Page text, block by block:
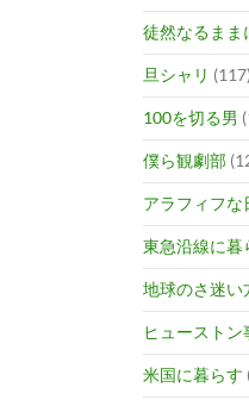
徒然なるまま
旦シャリ (117)
100を切る男
僕ら観劇部
アラフィフな
東急沿線に暮
地球のさ迷い
ヒューストン
米国に暮らす